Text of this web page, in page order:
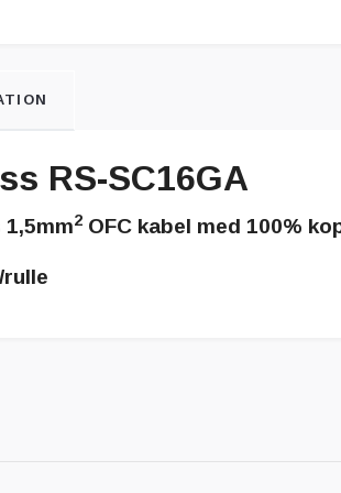
RS-SC16GA
1,5mm2 OFC kabel med 100%
rulle